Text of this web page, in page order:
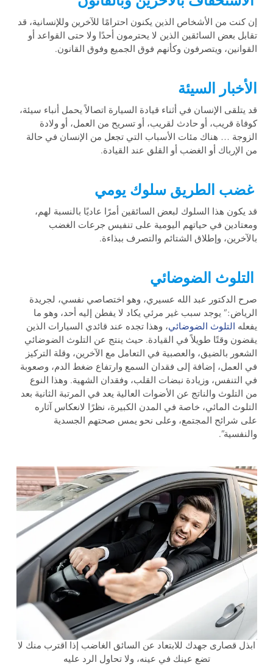
إن كنت من الأشخاص الذين يكنون احترامًا للآخرين وللإنسانية، قد
تقابل بعض السائقين الذين لا يحترمون أحدًا ولا حتى القواعد أو
القوانين، ويتصرفون وكأنهم فوق الجميع وفوق القانون.
الأخبار السيئة
قد يتلقى الإنسان في أثناء قيادة السيارة اتصالاً يحمل أنباء سيئة،
كوفاة قريب، أو حادث لقريب، أو تسريح من العمل، أو ولادة
الزوجة … هناك مئات الأسباب التي تجعل من الإنسان في حالة
من الإرباك أو الغضب أو القلق عند القيادة.
غضب الطريق سلوك يومي
قد يكون هذا السلوك لبعض السائقين أمرًا عاديًا بالنسبة لهم،
ومعتادين في حياتهم اليومية على تنفيس جرعات الغضب
بالآخرين، وإطلاق الشتائم والتصرف ببذاءة.
التلوث الضوضائي
صرح الدكتور عبد الله عسيري، وهو اختصاصي نفسي، لجريدة
الرياض:” يوجد سبب غير مرئي يكاد لا يفطن إليه أحد، وهو ما
يفعله
التلوث الضوضائي، وهذا تجده عند قائدي السيارات الذين
يقضون وقتًا طويلاً في القيادة. حيث ينتج عن التلوث الضوضائي
الشعور بالضيق، والعصبية في التعامل مع الآخرين، وقلة التركيز
في العمل، إضافة إلى فقدان السمع وارتفاع ضغط الدم، وصعوبة
في التنفس، وزيادة نبضات القلب، وفقدان الشهية. وهذا النوع
من التلوث والناتج عن الأضوات العالية يعد في المرتبة الثانية بعد
التلوث المائي، خاصة في المدن الكبيرة، نظرًا لانعكاس آثاره
على شرائح المجتمع، وعلى نحو يمس صحتهم الجسدية
والنفسية”.
ابذل قصارى جهدك للابتعاد عن السائق الغاضب إذا اقترب منك لا
تضع عينك في عينه، ولا تحاول الرد عليه